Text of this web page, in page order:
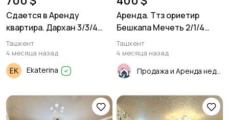
Сдается в Аренду
квартира. Дархан 3/3/4
70м²
Ташкент
4 месяца назад
Ekaterina
Аренда. Ттз ориетир
Бешкапа Мечеть 2/1/4
55м²
Ташкент
4 месяца назад